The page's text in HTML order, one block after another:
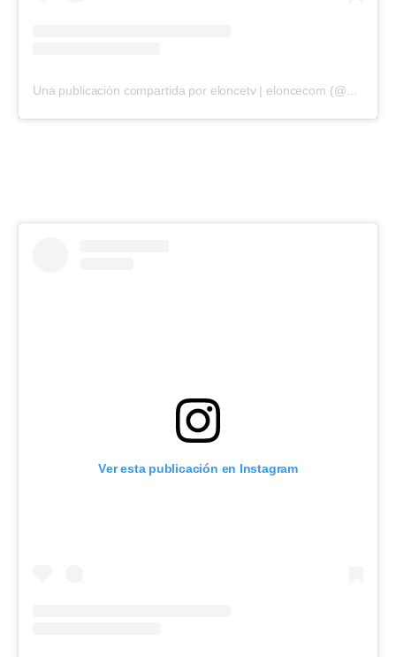
Ver esta publicación en Instagram